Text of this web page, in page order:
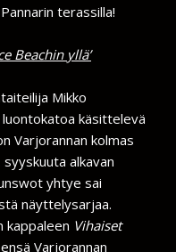
terassilla!
Beachin yllä’
Mikko
käsittelevä
Varjorannan kolmas
alkavan
yhtye sai
näyttelysarjaa.
Vihaiset
Varjorannan